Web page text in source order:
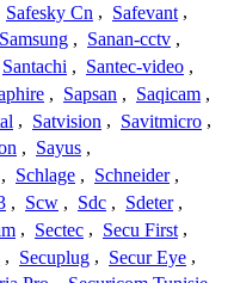
Safesky Cn , Safevant ,
Samsung , Sanan-cctv ,
Santachi , Santec-video ,
, Sapsan , Saqicam ,
, Satvision , Savitmicro ,
, Sayus ,
, Schlage , Schneider ,
, Scw , Sdc , Sdeter ,
, Sectec , Secu First ,
, Secuplug , Secur Eye ,